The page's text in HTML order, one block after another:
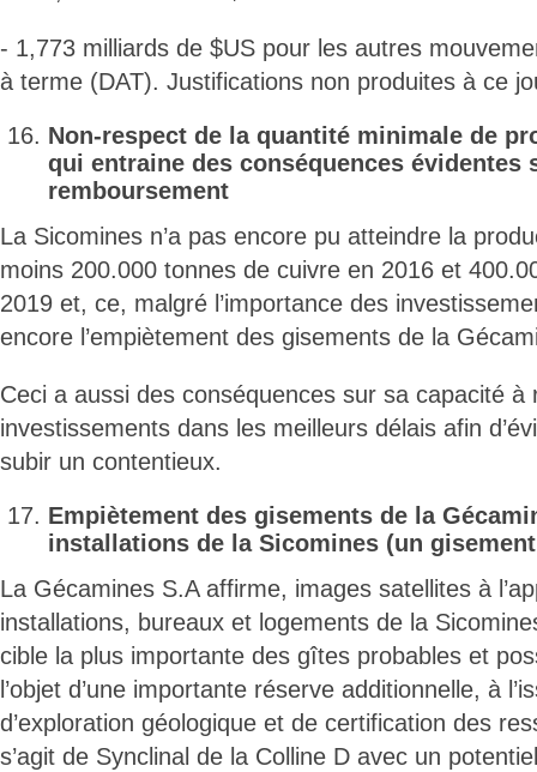
- 1,773 milliards de $US pour les autres
à terme (DAT). Justifications non produites à ce
Non-respect de la quantité minimale de
qui entraine des conséquences évidentes
remboursement
La Sicomines n’a pas encore pu atteindre la
moins 200.000 tonnes de cuivre en 2016 et
2019 et, ce, malgré l’importance des
encore l’empiètement des gisements de la
Ceci a aussi des conséquences sur sa capacité à
investissements dans les meilleurs délais afin
subir un contentieux.
Empiètement des gisements de la
installations de la Sicomines (un
La Gécamines S.A affirme, images satellites à
installations, bureaux et logements de la
cible la plus importante des gîtes probables et
l’objet d’une importante réserve additionnelle, à
d’exploration géologique et de certification des
s’agit de Synclinal de la Colline D avec un